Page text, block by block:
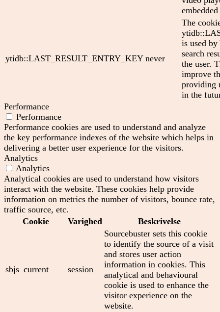
ytidb::LAST_RESULT_ENTRY_KEY never
The
is used by
search
the user.
improve
providing
in the
Performance
Performance
Performance cookies are used to understand and analyze
the key performance indexes of the website which helps in
delivering a better user experience for the visitors.
Analytics
Analytics
Analytical cookies are used to understand how visitors
interact with the website. These cookies help provide
information on metrics the number of visitors, bounce rate,
traffic source, etc.
Cookie
Varighed Beskrivelse
sbjs_current session
Sourcebuster sets this cookie
to identify the source of a visit
and stores user action
information in cookies. This
analytical and behavioural
cookie is used to enhance the
visitor experience on the
website.